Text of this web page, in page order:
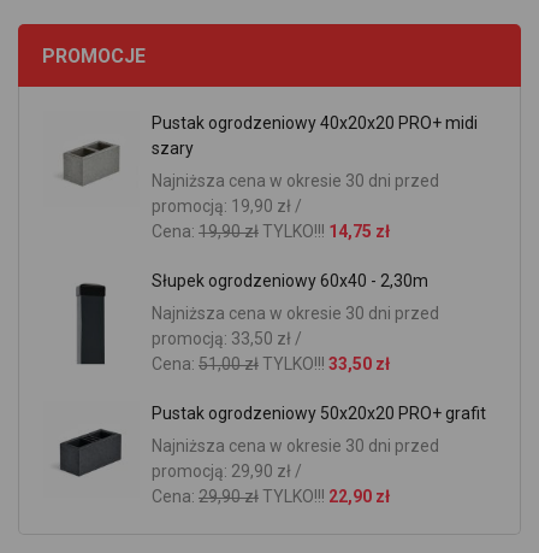
PROMOCJE
Pustak ogrodzeniowy 40x20x20 PRO+ midi
szary
Najniższa cena w okresie 30 dni przed
promocją: 19,90 zł /
Cena: 19,90 złTYLKO!!! 14,75 zł
Słupek ogrodzeniowy 60x40 - 2,30m
Najniższa cena w okresie 30 dni przed
promocją: 33,50 zł /
Cena: 51,00 złTYLKO!!! 33,50 zł
Pustak ogrodzeniowy 50x20x20 PRO+ grafit
Najniższa cena w okresie 30 dni przed
promocją: 29,90 zł /
Cena: 29,90 złTYLKO!!! 22,90 zł